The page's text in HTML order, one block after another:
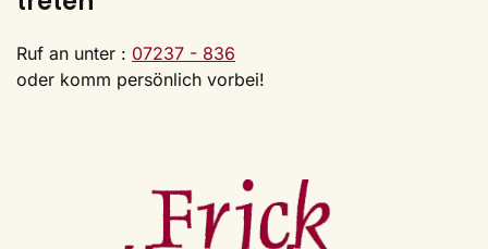
Ruf an unter : 07237 - 836
oder komm persönlich vorbei!